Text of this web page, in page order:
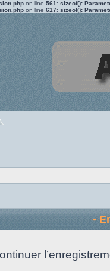
on line 561 : sizeof():
on line 617: sizeof():
-